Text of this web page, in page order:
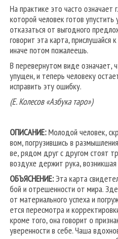
На практике это часто означает
которой человек готов
отказаться от выгодного
говорит эта карта, прислушайся
иначе потом пожалеешь.
В перевернутом виде означает,
упущен, и теперь человеку
исправить эту ошибку.
(Е. Колесов «Азбука таро»)
ОПИСАНИЕ:Молодой человек,
вом, погрузившись в
ве, рядом друг с другом стоят
воз­духе держит рука,
ОБЪЯСНЕНИЕ:Эта карта
бой и отрешенности от мира.
от материального успеха и
ется пересмотра и
кроме того, она говорит о
уверенности в себе. Чаша